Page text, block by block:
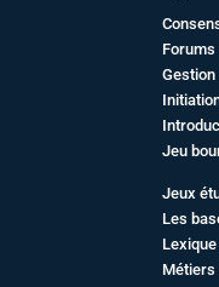
Jeu
Jeux
Les
Métiers